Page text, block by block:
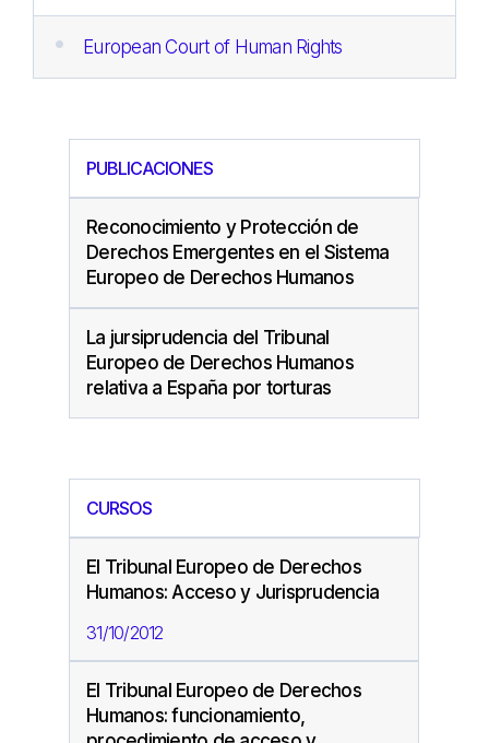
European Court of Human Rights
PUBLICACIONES
Reconocimiento y Protección de
Derechos Emergentes en el Sistema
Europeo de Derechos Humanos
La jursiprudencia del Tribunal
Europeo de Derechos Humanos
relativa a España por torturas
CURSOS
El Tribunal Europeo de Derechos
Humanos: Acceso y Jurisprudencia
31/10/2012
El Tribunal Europeo de Derechos
Humanos: funcionamiento,